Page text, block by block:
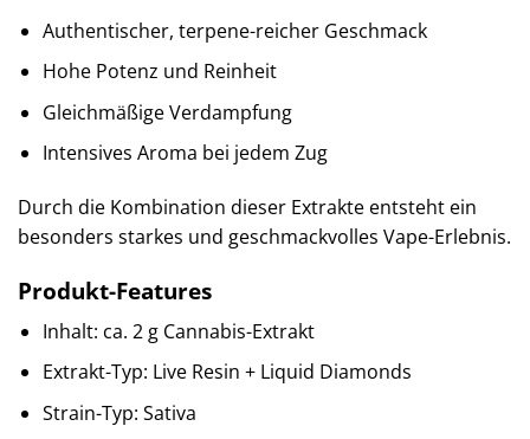
Authentischer, terpene-reicher Geschmack
Hohe Potenz und Reinheit
Gleichmäßige Verdampfung
Intensives Aroma bei jedem Zug
Durch die Kombination dieser Extrakte entsteht ein
besonders starkes und geschmackvolles Vape-Erlebnis.
Produkt-Features
Inhalt: ca. 2 g Cannabis-Extrakt
Extrakt-Typ: Live Resin + Liquid Diamonds
Strain-Typ: Sativa